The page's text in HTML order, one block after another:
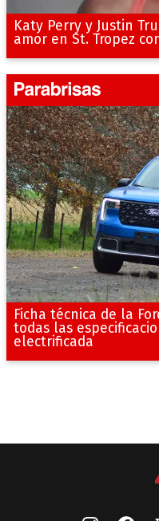
Katy Perry y Justin
amor en St. Tropez
Ficha técnica de la
todas las
electrificada